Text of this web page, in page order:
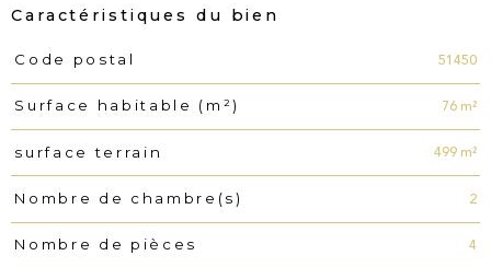
Caractéristiques du bien
Caractéristiques Valeurs
Code postal 51450
Surface habitable (m²) 76 m²
surface terrain 499 m²
Nombre de chambre(s) 2
Nombre de pièces 4